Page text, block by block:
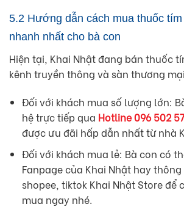
5.2 Hướng dẫn cách mua thuốc
nhanh nhất cho bà con
Hiện tại, Khai Nhật đang bán thuốc
kênh truyền thông và sàn thương
Đối với khách mua số lượng lớn:
hệ trực tiếp qua Hotline 096 502
được ưu đãi hấp dẫn nhất từ nhà
Đối với khách mua lẻ: Bà con có
Fanpage của Khai Nhật hay
shopee, tiktok Khai Nhật Store để
mua ngay nhé.